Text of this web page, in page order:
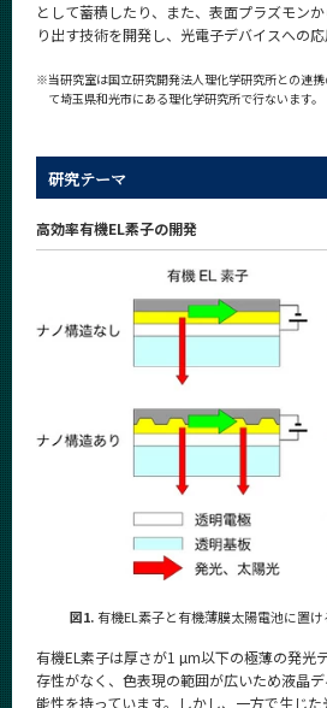
として蓄積したり、また、表面プラズモン
り出す技術を開発し、光電子デバイスへの応
※当研究室は国立研究開発法人理化学研究所との連
て埼玉県和光市にある理化学研究所で行ないます。
研究テーマ
高効率有機EL素子の開発
図1. 有機EL素子と有機薄膜太陽電池に置
有機EL素子は厚さが1 µm以下の極薄の発光
存性がなく、色表現の範囲が広いため液晶
能性を持っています。しかし、一方で生じ